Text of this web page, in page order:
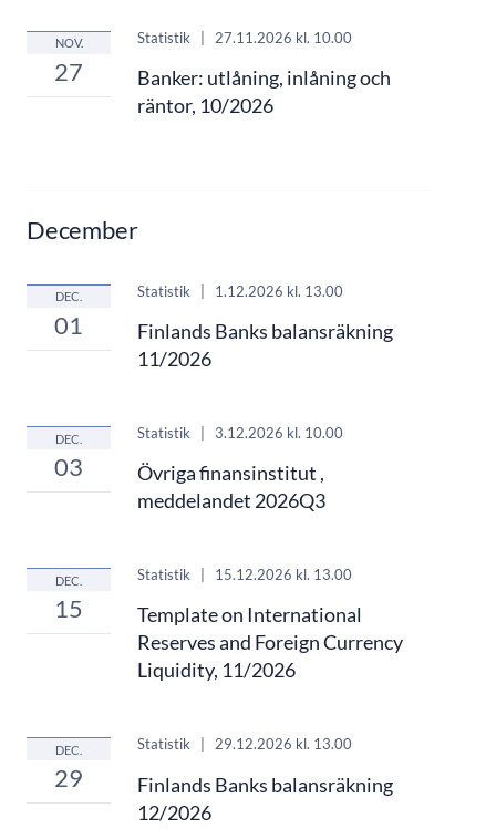
NOV.
27
Statistik 27.11.2026 kl. 10.00
Banker: utlåning, inlåning och
räntor, 10/2026
December
DEC.
01
Statistik 1.12.2026 kl. 13.00
Finlands Banks balansräkning
11/2026
DEC.
03
Statistik 3.12.2026 kl. 10.00
Övriga finansinstitut ,
meddelandet 2026Q3
DEC.
15
Statistik 15.12.2026 kl. 13.00
Template on International
Reserves and Foreign Currency
Liquidity, 11/2026
DEC.
29
Statistik 29.12.2026 kl. 13.00
Finlands Banks balansräkning
12/2026